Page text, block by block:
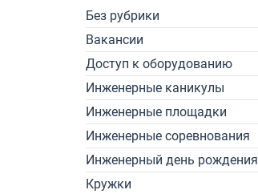
Без рубрики
Вакансии
Доступ к оборудованию
Инженерные каникулы
Инженерные площадки
Инженерные соревнования
Инженерный день рождения
Кружки